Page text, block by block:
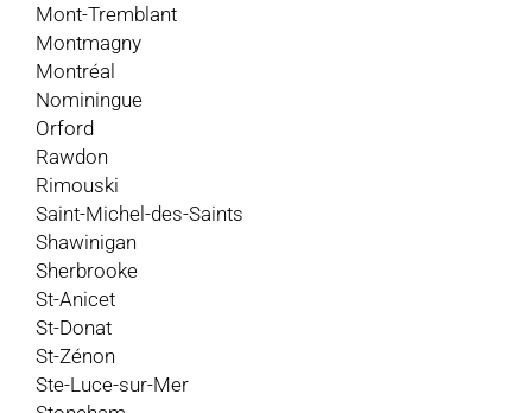
Mont-Tremblant
Montmagny
Montréal
Nominingue
Orford
Rawdon
Rimouski
Saint-Michel-des-Saints
Shawinigan
Sherbrooke
St-Anicet
St-Donat
St-Zénon
Ste-Luce-sur-Mer